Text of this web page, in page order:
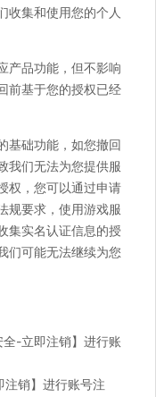
收集和使用您的个人
产品功能，但不影响
前基于您的授权已经
基础功能，如您撤回
我们无法为您提供服
权，您可以通过申请
规要求，使用游戏服
集实名认证信息的授
们可能无法继续为您
-立即注销】进行账
销】进行账号注